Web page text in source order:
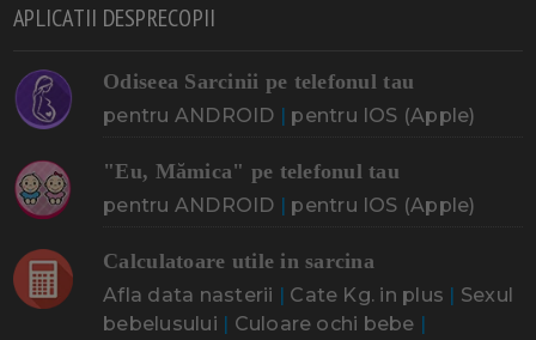
APLICATII DESPRECOPII
Odiseea Sarcinii pe telefonul tau
pentru ANDROID | pentru IOS (Apple)
"Eu, Mămica" pe telefonul tau
pentru ANDROID | pentru IOS (Apple)
Calculatoare utile in sarcina
Afla data nasterii | Cate Kg. in plus | Sexul
bebelusului | Culoare ochi bebe |